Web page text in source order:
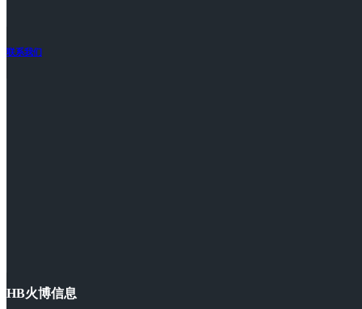
联系我们
HB火博信息